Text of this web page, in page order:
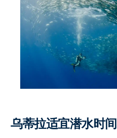
乌蒂拉适宜潜水时间